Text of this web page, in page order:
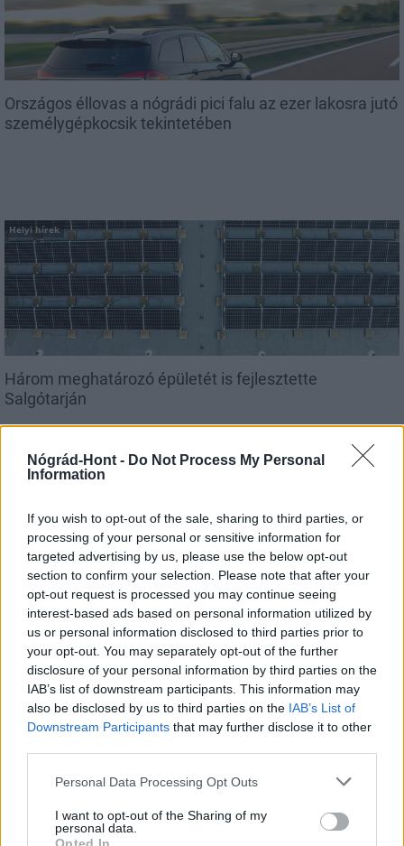
Nógrád-Hont - Do Not Process My Personal
Information
If you wish to opt-out of the sale, sharing to third parties, or
processing of your personal or sensitive information for
targeted advertising by us, please use the below opt-out
section to confirm your selection. Please note that after your
opt-out request is processed you may continue seeing
interest-based ads based on personal information utilized by
us or personal information disclosed to third parties prior to
your opt-out. You may separately opt-out of the further
disclosure of your personal information by third parties on the
IAB’s list of downstream participants. This information may
also be disclosed by us to third parties on the IAB’s List of
Downstream Participants that may further disclose it to other
Please note that this website/app uses one or more Google
not limited to your visit or usage behaviour. You may click to
grant or deny consent to Google and its third-party tags to
Personal Data Processing Opt Outs
I want to opt-out of the Sharing of my
personal data.
Országos éllovas a nógrádi pici falu az ezer lakosra jutó
személygépkocsik tekintetében
Helyi hírek
Három meghatározó épületét is fejlesztette
Salgótarján
Vasárnap Nógrádot is eléri a legmagasabb
figyelmeztetés
MAGYAR ÉPÍTŐK